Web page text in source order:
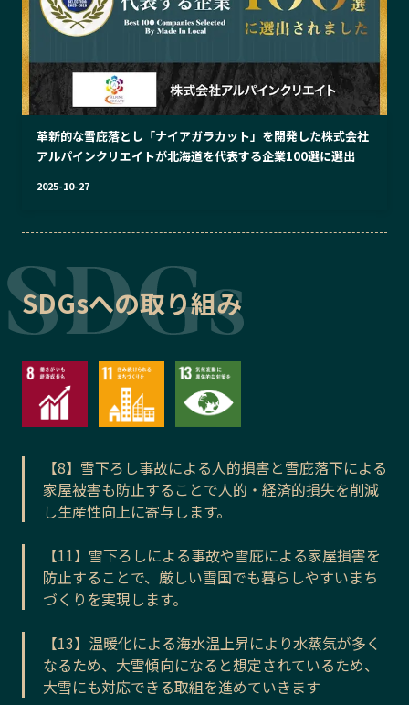
革新的な雪庇落とし「ナイアガラカット」を開発した株式会社
アルパインクリエイトが北海道を代表する企業100選に選出
2025-10-27
SDGsへの取り組み
【8】雪下ろし事故による人的損害と雪庇落下による
家屋被害も防止することで人的・経済的損失を削減
し生産性向上に寄与します。
【11】雪下ろしによる事故や雪庇による家屋損害を
防止することで、厳しい雪国でも暮らしやすいまち
づくりを実現します。
【13】温暖化による海水温上昇により水蒸気が多く
なるため、大雪傾向になると想定されているため、
大雪にも対応できる取組を進めていきます